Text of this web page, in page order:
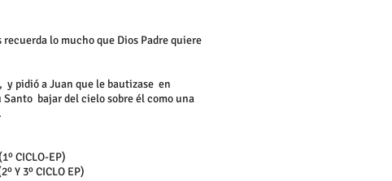
lo mucho que Dios Padre quiere
pidió a Juan que le bautizase en
bajar del cielo sobre él como una
(1º CICLO-EP)
Y 3º CICLO EP)